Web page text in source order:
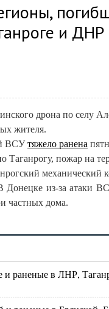
и ДНР
дрона по селу
жителя.
ВСУтяжело ранена
Таганрогу, пожар на
механический
Донецке из-за атаки
частных дома.
раненые в ЛНР,